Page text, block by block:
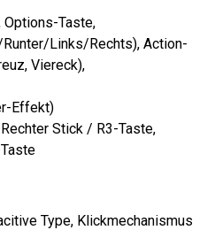
Options-Taste,
Links/Rechts), Action-
Viereck),
Effekt)
Stick / R3-Taste,
Type, Klickmechanismus